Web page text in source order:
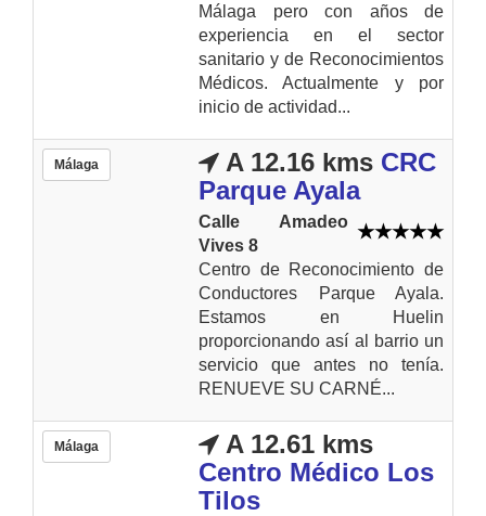
Málaga pero con años de
experiencia en el sector
sanitario y de Reconocimientos
Médicos. Actualmente y por
inicio de actividad...
Málaga A 12.16 kms CRC
Parque Ayala
Calle Amadeo
Vives 8
Centro de Reconocimiento de
Conductores Parque Ayala.
Estamos en Huelin
proporcionando así al barrio un
servicio que antes no tenía.
RENUEVE SU CARNÉ...
Málaga
A 12.61 kms
Centro Médico Los
Tilos